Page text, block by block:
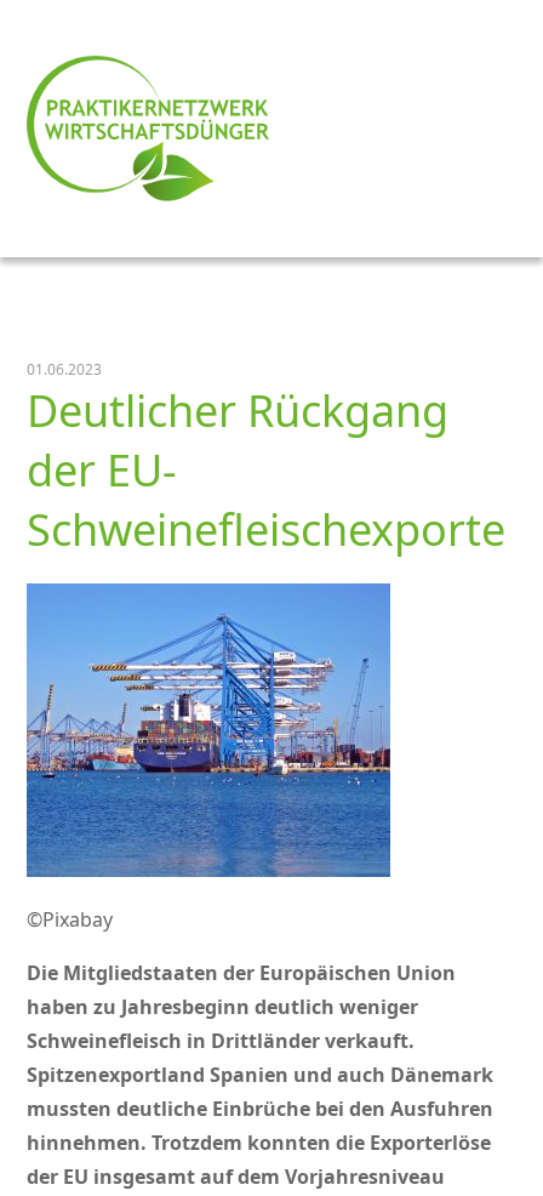
01.06.2023
Deutlicher Rückgang
der EU-
Schweinefleischexporte
©Pixabay
Die Mitgliedstaaten der Europäischen Union
haben zu Jahresbeginn deutlich weniger
Schweinefleisch in Drittländer verkauft.
Spitzenexportland Spanien und auch Dänemark
mussten deutliche Einbrüche bei den Ausfuhren
hinnehmen. Trotzdem konnten die Exporterlöse
der EU insgesamt auf dem Vorjahresniveau